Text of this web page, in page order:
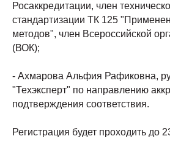
Росаккредитации, член
стандартизации ТК 125
методов", член Всероссийской
(ВОК);
- Ахмарова Альфия Рафиковна,
"Техэксперт" по направлению
подтверждения соответствия.
Регистрация будет проходить до